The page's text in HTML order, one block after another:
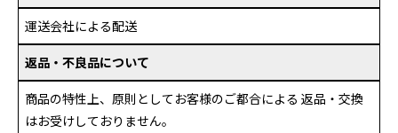
運送会社による配送
返品・不良品について
商品の特性上、原則としてお客様のご都合による 返品・交換
はお受けしておりません。